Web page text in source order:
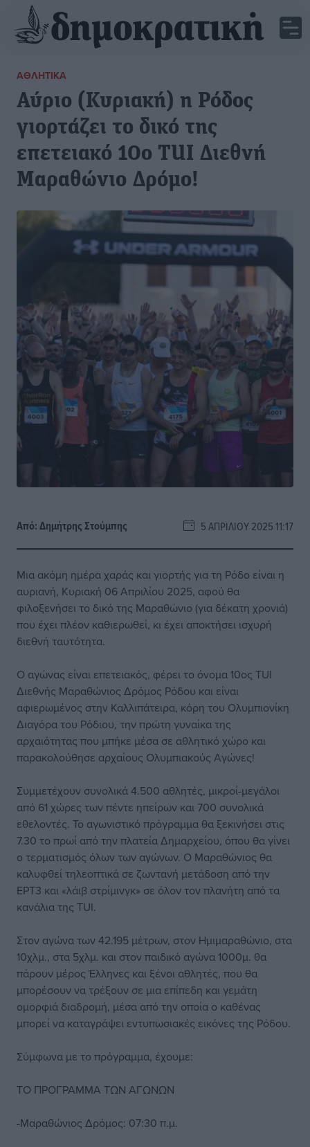
ΑΘΛΗΤΙΚΆ
Αύριο (Κυριακή) η Ρόδος
γιορτάζει το δικό της
επετειακό 10ο TUI Διεθνή
Μαραθώνιο Δρόμο!
Από:Δημήτρης Στούμπης 5 ΑΠΡΙΛΊΟΥ 2025 11:17
Μια ακόμη ημέρα χαράς και γιορτής για τη Ρόδο είναι η
αυριανή, Κυριακή 06 Απριλίου 2025, αφού θα
φιλοξενήσει το δικό της Μαραθώνιο (για δέκατη χρονιά)
που έχει πλέον καθιερωθεί, κι έχει αποκτήσει ισχυρή
διεθνή ταυτότητα.
Ο αγώνας είναι επετειακός, φέρει το όνομα 10ος TUI
Διεθνής Μαραθώνιος Δρόμος Ρόδου και είναι
αφιερωμένος στην Καλλιπάτειρα, κόρη του Ολυμπιονίκη
Διαγόρα του Ρόδιου, την πρώτη γυναίκα της
αρχαιότητας που μπήκε μέσα σε αθλητικό χώρο και
παρακολούθησε αρχαίους Ολυμπιακούς Αγώνες!
Συμμετέχουν συνολικά 4.500 αθλητές, μικροί-μεγάλοι
από 61 χώρες των πέντε ηπείρων και 700 συνολικά
εθελοντές. Το αγωνιστικό πρόγραμμα θα ξεκινήσει στις
7.30 το πρωί από την πλατεία Δημαρχείου, όπου θα γίνει
ο τερματισμός όλων των αγώνων. Ο Μαραθώνιος θα
καλυφθεί τηλεοπτικά σε ζωντανή μετάδοση από την
ΕΡΤ3 και «λάιβ στρίμινγκ» σε όλον τον πλανήτη από τα
κανάλια της TUI.
Στον αγώνα των 42.195 μέτρων, στον Ημιμαραθώνιο, στα
10χλμ., στα 5χλμ. και στον παιδικό αγώνα 1000μ. θα
πάρουν μέρος Έλληνες και ξένοι αθλητές, που θα
μπορέσουν να τρέξουν σε μια επίπεδη και γεμάτη
ομορφιά διαδρομή, μέσα από την οποία ο καθένας
μπορεί να καταγράψει εντυπωσιακές εικόνες της Ρόδου.
Σύμφωνα με το πρόγραμμα, έχουμε:
ΤΟ ΠΡΟΓΡΑΜΜΑ ΤΩΝ ΑΓΩΝΩΝ
-Μαραθώνιος Δρόμος: 07:30 π.μ.